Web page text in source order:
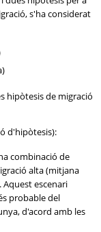
s'ha considerat
hipòtesis de migració
d'hipòtesis):
combinació de
alta (mitjana
Aquest escenari
probable del
d'acord amb les